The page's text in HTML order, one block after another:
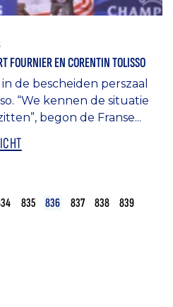
FOURNIER EN CORENTIN TOLISSO
de bescheiden perszaal
“We kennen de situatie
begon de Franse...
835 836 837 838
839